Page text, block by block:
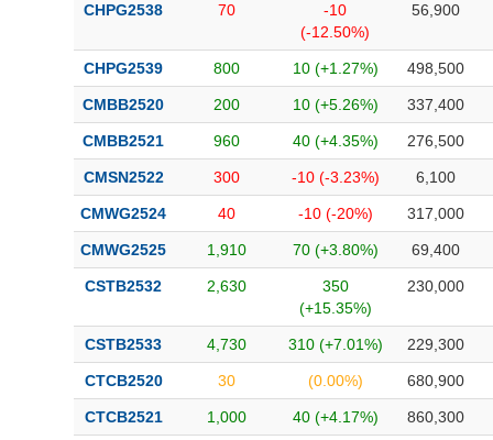
CHPG2538 70
-10
(-12.50%)
56,900
CHPG2539 800 10 (+1.27%) 498,500
CMBB2520 200 10 (+5.26%) 337,400
CMBB2521 960 40 (+4.35%) 276,500
CMSN2522 300 -10 (-3.23%) 6,100
CMWG2524 40 -10 (-20%) 317,000
CMWG2525 1,910 70 (+3.80%) 69,400
CSTB2532 2,630
350
(+15.35%)
230,000
CSTB2533 4,730 310 (+7.01%) 229,300
CTCB2520 30 (0.00%) 680,900
CTCB2521 1,000 40 (+4.17%) 860,300